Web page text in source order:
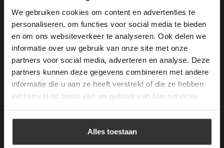
We gebruiken cookies om content en advertenties te
personaliseren, om functies voor social media te bieden
en om ons websiteverkeer te analyseren. Ook delen we
informatie over uw gebruik van onze site met onze
partners voor social media, adverteren en analyse. Deze
partners kunnen deze gegevens combineren met andere
informatie die u aan ze heeft verstrekt of die ze hebben
verzameld op basis van uw gebruik van hun services.
Alles toestaan
Merken Glasmozaïek
Meeste Gezochte Natuursteen
Natuursteen vloeren
longer working. Please contact the website
administrator.
Deze website gebruikt cookies om de
gebruikerservaring te verbeteren. Door
gebruik te maken van onze website geeft u
toestemming voor alle cookies in
overeenstemming met ons cookiebeleid.Lees
verder
ALLES ACCEPTEREN
ALLES AFWIJZEN
DETAILS WEERGEVEN